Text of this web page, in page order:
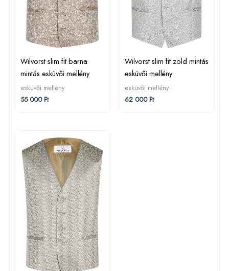
Wilvorst slim fit barna
mintás esküvői mellény
esküvői mellény
55 000Ft
Wilvorst slim fit zöld mintás
esküvői mellény
esküvői mellény
62 000Ft